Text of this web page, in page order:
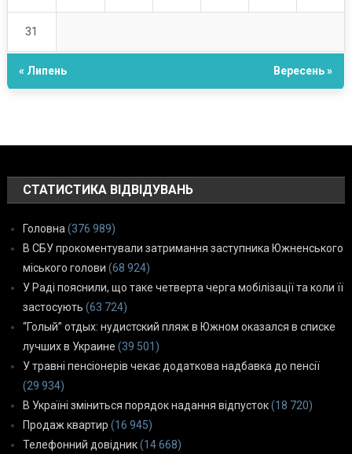
31
« Липень Вересень »
СТАТИСТИКА ВІДВІДУВАНЬ
Головна (376 989)
В СБУ прокоментували затримання заступника Южненського
міського голови (68 924)
У Раді пояснили, що таке четверта черга мобілізації та коли її
застосують (63 724)
“Голый” отдых: нудистский пляж в Южном оказался в списке
лучших в Украине (39 501)
У травні пенсіонерів чекає додаткова надбавка до пенсії
(29 934)
В Україні зміниться порядок надання відпусток(18 720)
Продаж квартир (16 945)
Телефонний довідник(14 668)